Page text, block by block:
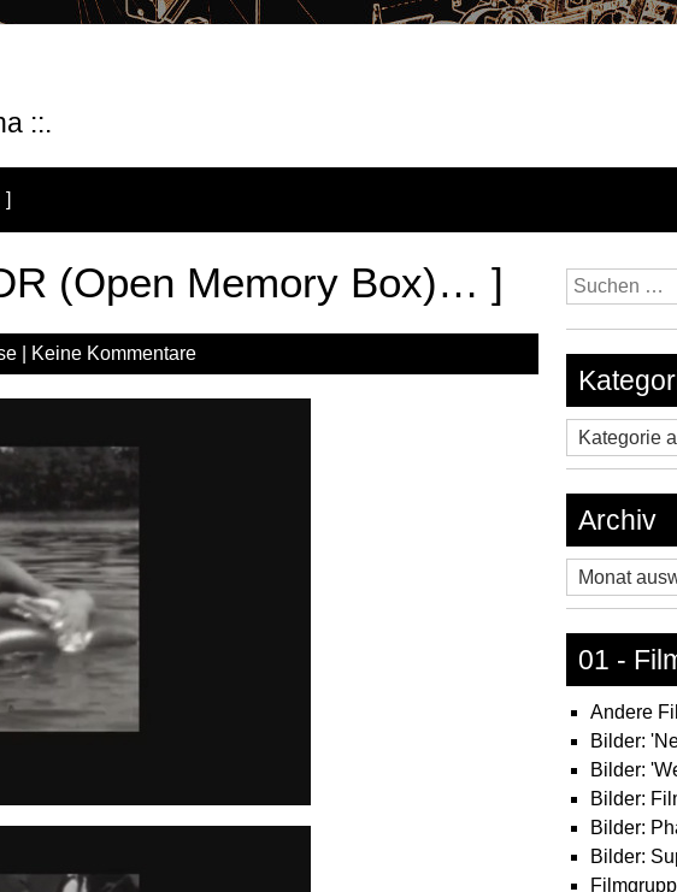
::.
(Open Memory Box)… ]
Keine Kommentare
Suchen
nach:
Kategorien
Archiv
Archiv
01 -
Andere
Bilder:
Bilder:
Bilder:
Bilder:
Bilder: